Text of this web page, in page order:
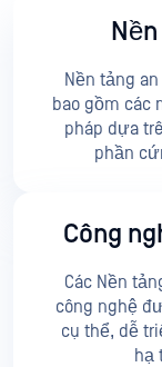
Nền tảng
bao gồm các
pháp dựa
phần
Công
Các Nền
công nghệ
cụ thể, dễ
hạ